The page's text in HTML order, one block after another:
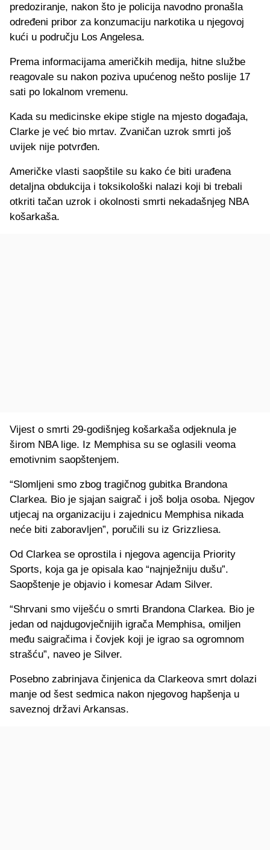
predoziranje, nakon što je policija navodno pronašla
određeni pribor za konzumaciju narkotika u njegovoj
kući u području Los Angelesa.
Prema informacijama američkih medija, hitne službe
reagovale su nakon poziva upućenog nešto poslije 17
sati po lokalnom vremenu.
Kada su medicinske ekipe stigle na mjesto događaja,
Clarke je već bio mrtav. Zvaničan uzrok smrti još
uvijek nije potvrđen.
Američke vlasti saopštile su kako će biti urađena
detaljna obdukcija i toksikološki nalazi koji bi trebali
otkriti tačan uzrok i okolnosti smrti nekadašnjeg NBA
košarkaša.
Vijest o smrti 29-godišnjeg košarkaša odjeknula je
širom NBA lige. Iz Memphisa su se oglasili veoma
emotivnim saopštenjem.
“Slomljeni smo zbog tragičnog gubitka Brandona
Clarkea. Bio je sjajan saigrač i još bolja osoba. Njegov
utjecaj na organizaciju i zajednicu Memphisa nikada
neće biti zaboravljen”, poručili su iz Grizzliesa.
Od Clarkea se oprostila i njegova agencija Priority
Sports, koja ga je opisala kao “najnježniju dušu”.
Saopštenje je objavio i komesar Adam Silver.
“Shrvani smo viješću o smrti Brandona Clarkea. Bio je
jedan od najdugovječnijih igrača Memphisa, omiljen
među saigračima i čovjek koji je igrao sa ogromnom
strašću”, naveo je Silver.
Posebno zabrinjava činjenica da Clarkeova smrt dolazi
manje od šest sedmica nakon njegovog hapšenja u
saveznoj državi Arkansas.